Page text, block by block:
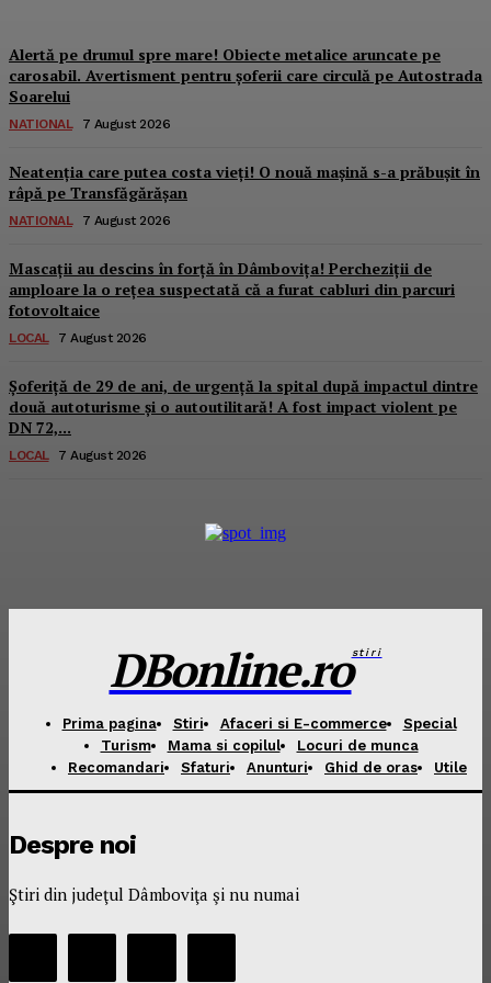
Alertă pe drumul spre mare! Obiecte metalice aruncate pe
carosabil. Avertisment pentru șoferii care circulă pe Autostrada
Soarelui
NATIONAL 7 August 2026
Neatenția care putea costa vieți! O nouă mașină s-a prăbușit în
râpă pe Transfăgărășan
NATIONAL 7 August 2026
Mascații au descins în forță în Dâmbovița! Percheziții de
amploare la o rețea suspectată că a furat cabluri din parcuri
fotovoltaice
LOCAL 7 August 2026
Șoferiță de 29 de ani, de urgență la spital după impactul dintre
două autoturisme și o autoutilitară! A fost impact violent pe
DN 72,...
LOCAL 7 August 2026
DBonline.rostiri
Prima pagina Stiri Afaceri si E-commerce
Special
Turism
Mama si copilul
Locuri de munca
Recomandari
Sfaturi Anunturi Ghid de oras Utile
Despre noi
Ştiri din judeţul Dâmboviţa şi nu numai